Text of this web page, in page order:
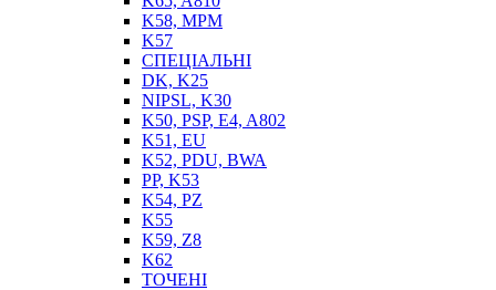
ПРЕС-МАСЛЯНКИ
ШЛАНГИ, ТРУБКИ
ШПРИЦИ МАСТИЛЬНІ
ТОСОЛ, АНТИФРИЗ
K58, MPM
K57
СПЕЦІАЛЬНІ
DK, K25
NIPSL, K30
K50, PSP, E4, A802
K51, EU
K52, PDU, BWA
PP, K53
K54, PZ
K55
K59, Z8
K62
ТОЧЕНІ